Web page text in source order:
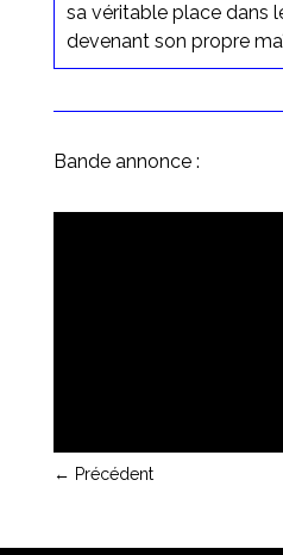
sa véritable place dans
devenant son propre
Bande annonce :
← Précédent